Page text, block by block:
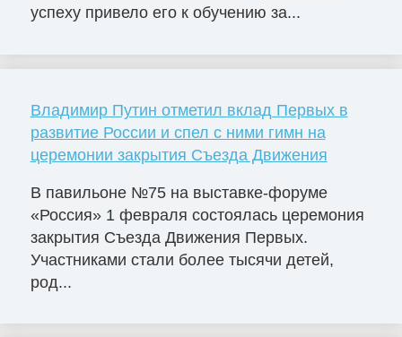
успеху привело его к обучению за...
Владимир Путин отметил вклад Первых в
развитие России и спел с ними гимн на
церемонии закрытия Съезда Движения
В павильоне №75 на выставке-форуме
«Россия» 1 февраля состоялась церемония
закрытия Съезда Движения Первых.
Участниками стали более тысячи детей,
род...